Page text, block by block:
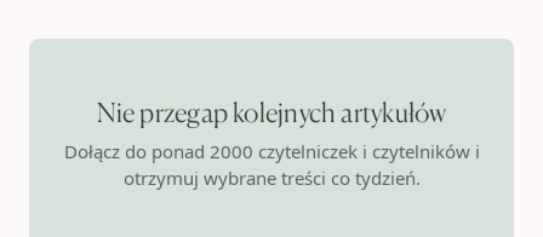
Nie przegap kolejnych artykułów
Dołącz do ponad 2000 czytelniczek i czytelników i
otrzymuj wybrane treści co tydzień.